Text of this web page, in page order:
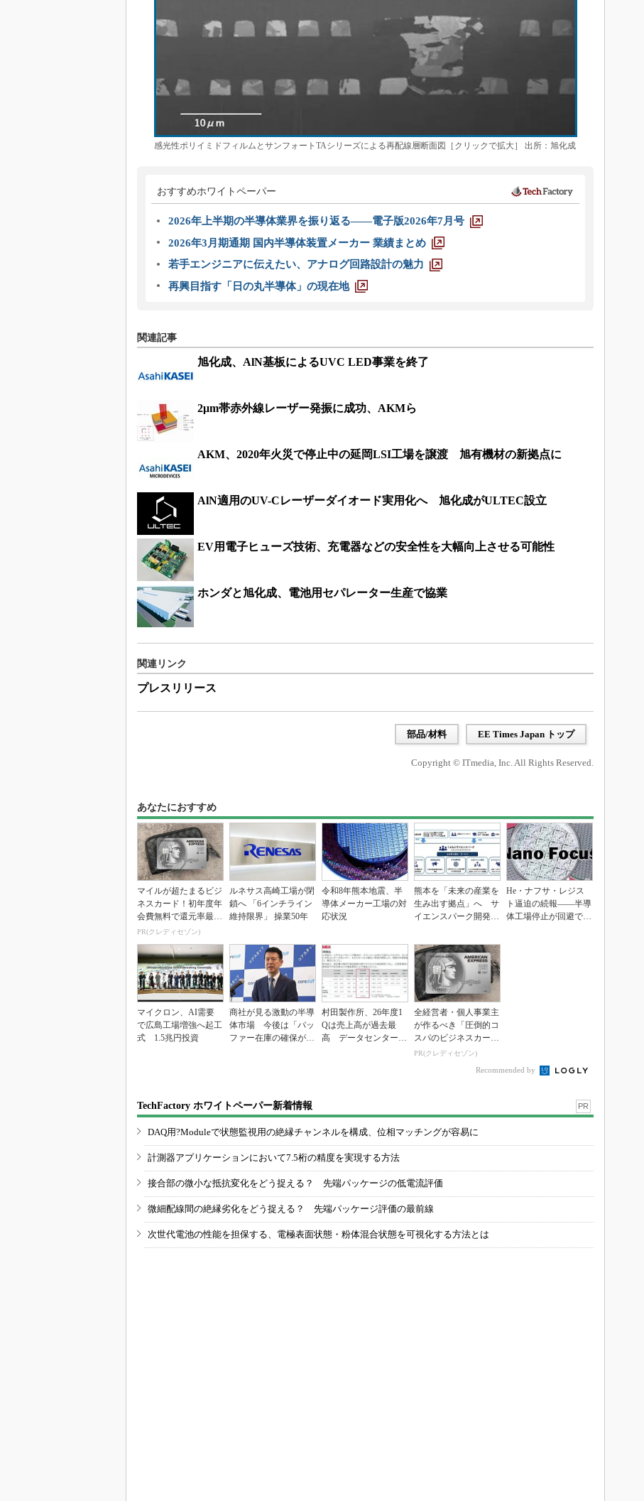
感光性ポリイミドフィルムとサンフォートTAシリーズによる再配線層断面図［クリックで拡大］ 出所：旭化成
おすすめホワイトペーパー
2026年上半期の半導体業界を振り返る――電子版2026年7月号
2026年3月期通期 国内半導体装置メーカー 業績まとめ
若手エンジニアに伝えたい、アナログ回路設計の魅力
再興目指す「日の丸半導体」の現在地
関連記事
旭化成、AlN基板によるUVC LED事業を終了
2μm帯赤外線レーザー発振に成功、AKMら
AKM、2020年火災で停止中の延岡LSI工場を譲渡 旭有機材の新拠点に
AlN適用のUV-Cレーザーダイオード実用化へ 旭化成がULTEC設立
EV用電子ヒューズ技術、充電器などの安全性を大幅向上させる可能性
ホンダと旭化成、電池用セパレーター生産で協業
関連リンク
プレスリリース
部品/材料 EE Times Japan トップ
Copyright © ITmedia, Inc. All Rights Reserved.
あなたにおすすめ
マイルが超たまるビジ
ネスカード！初年度年
会費無料で還元率最大
1.125%
PR(クレディセゾン)
ルネサス高崎工場が閉
鎖へ 「6インチライン
維持限界」 操業50年
令和8年熊本地震、半
導体メーカー工場の対
応状況
熊本を「未来の産業を
生み出す拠点」へ サ
イエンスパーク開発進
He・ナフサ・レジス
ト逼迫の続報――半導
体工場停止が回避でき
マイクロン、AI需要
で広島工場増強へ起工
式 1.5兆円投資
商社が見る激動の半導
体市場 今後は「バッ
ファー在庫の確保が重
村田製作所、26年度1
Qは売上高が過去最
高 データセンター関
全経営者・個人事業主
が作るべき「圧倒的コ
スパのビジネスカー
ド」
PR(クレディセゾン)
Recommended by
TechFactory ホワイトペーパー新着情報 PR
DAQ用?Moduleで状態監視用の絶縁チャンネルを構成、位相マッチングが容易に
計測器アプリケーションにおいて7.5桁の精度を実現する方法
接合部の微小な抵抗変化をどう捉える？ 先端パッケージの低電流評価
微細配線間の絶縁劣化をどう捉える？ 先端パッケージ評価の最前線
次世代電池の性能を担保する、電極表面状態・粉体混合状態を可視化する方法とは